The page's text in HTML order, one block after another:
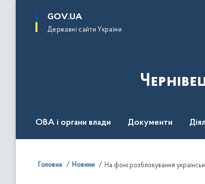
основного
GOV.UA
Державні сайти України
ОВА і органи влади Документи
Головна Новини На фоні розблокування